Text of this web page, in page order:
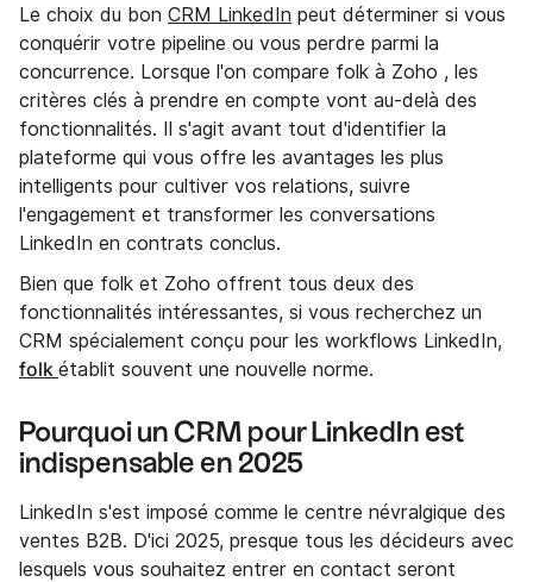
Le choix du bon CRM LinkedIn peut déterminer si vous
conquérir votre pipeline ou vous perdre parmi la
concurrence. Lorsque l'on compare folk à Zoho , les
critères clés à prendre en compte vont au-delà des
fonctionnalités. Il s'agit avant tout d'identifier la
plateforme qui vous offre les avantages les plus
intelligents pour cultiver vos relations, suivre
l'engagement et transformer les conversations
LinkedIn en contrats conclus.
Bien que folk et Zoho offrent tous deux des
fonctionnalités intéressantes, si vous recherchez un
CRM spécialement conçu pour les workflows LinkedIn,
folk établit souvent une nouvelle norme.
Pourquoi un CRM pour LinkedIn est
indispensable en 2025
LinkedIn s'est imposé comme le centre névralgique des
ventes B2B. D'ici 2025, presque tous les décideurs avec
lesquels vous souhaitez entrer en contact seront